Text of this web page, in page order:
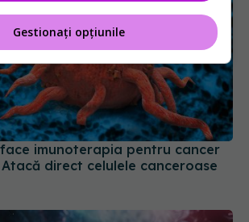
imunoterapia pentru cancer
direct celulele canceroase
Gestionați opțiunile